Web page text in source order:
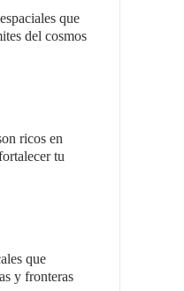
que
del cosmos
ricos en
tu
que
y fronteras